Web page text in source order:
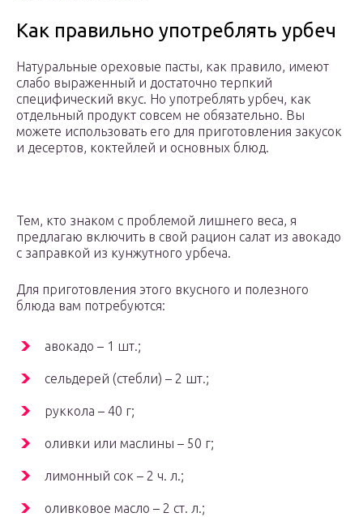
Как правильно употреблять урбеч
Натуральные ореховые пасты, как правило, имеют
слабо выраженный и достаточно терпкий
специфический вкус. Но употреблять урбеч, как
отдельный продукт совсем не обязательно. Вы
можете использовать его для приготовления закусок
и десертов, коктейлей и основных блюд.
Тем, кто знаком с проблемой лишнего веса, я
предлагаю включить в свой рацион салат из авокадо
с заправкой из кунжутного урбеча.
Для приготовления этого вкусного и полезного
блюда вам потребуются:
авокадо – 1 шт.;
сельдерей (стебли) – 2 шт.;
руккола – 40 г;
оливки или маслины – 50 г;
лимонный сок – 2 ч. л.;
оливковое масло – 2 ст. л.;